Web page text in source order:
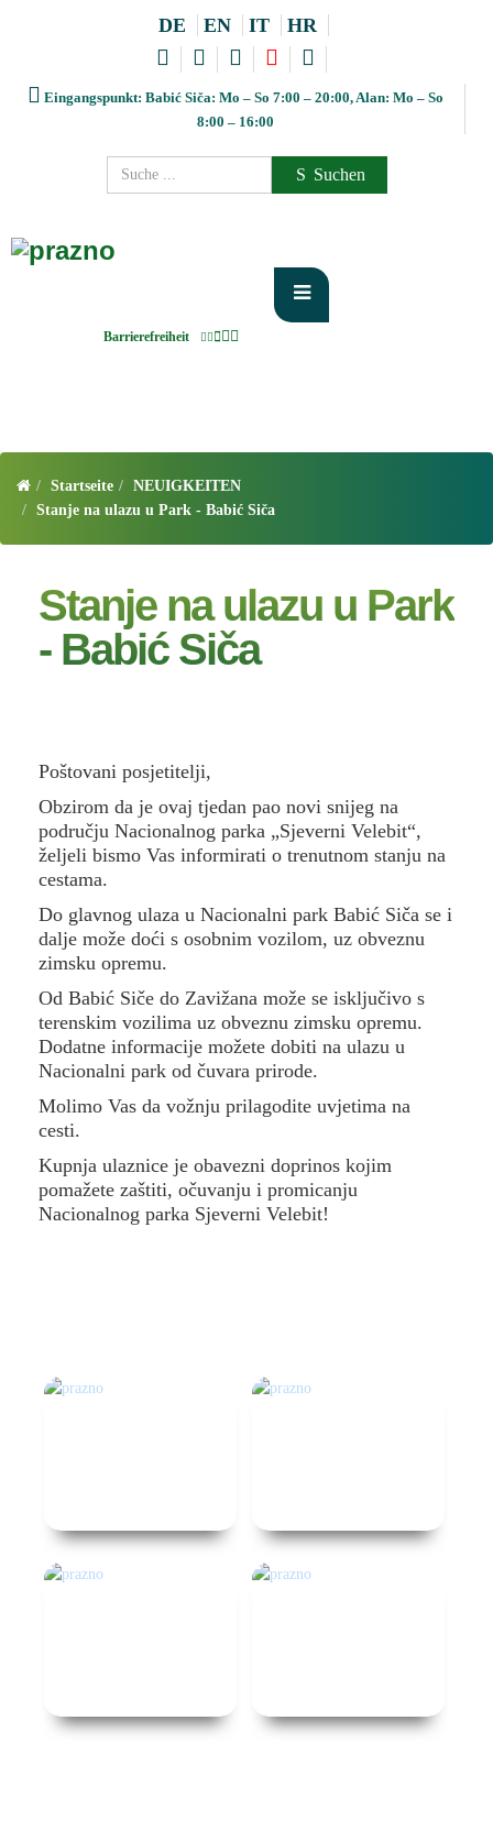
DE EN IT HR
Eingangspunkt: Babić Siča: Mo – So 7:00 – 20:00, Alan: Mo – So
8:00 – 16:00
Suchen
Barrierefreiheit
Startseite
NEUIGKEITEN
Stanje na ulazu u Park - Babić Siča
Stanje na ulazu u Park
- Babić Siča
Poštovani posjetitelji,
Obzirom da je ovaj tjedan pao novi snijeg na
području Nacionalnog parka „Sjeverni Velebit“,
željeli bismo Vas informirati o trenutnom stanju na
cestama.
Do glavnog ulaza u Nacionalni park Babić Siča se i
dalje može doći s osobnim vozilom, uz obveznu
zimsku opremu.
Od Babić Siče do Zavižana može se isključivo s
terenskim vozilima uz obveznu zimsku opremu.
Dodatne informacije možete dobiti na ulazu u
Nacionalni park od čuvara prirode.
Molimo Vas da vožnju prilagodite uvjetima na
cesti.
Kupnja ulaznice je obavezni doprinos kojim
pomažete zaštiti, očuvanju i promicanju
Nacionalnog parka Sjeverni Velebit!